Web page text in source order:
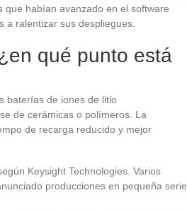
habían avanzado en el software
a ralentizar sus despliegues.
qué punto está
baterías de iones de litio
de cerámicas o polímeros. La
de recarga reducido y mejor
Keysight Technologies. Varios
producciones en pequeña serie